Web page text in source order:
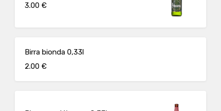
3.00 €
Birra bionda 0,33l
2.00 €